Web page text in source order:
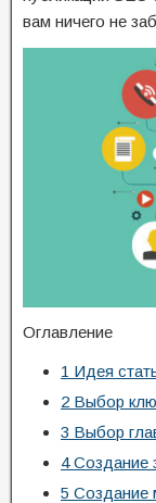
вам ничего не
Оглавление
1 Идея
2 Выбор
3 Выбор
4Создание
5 Создание